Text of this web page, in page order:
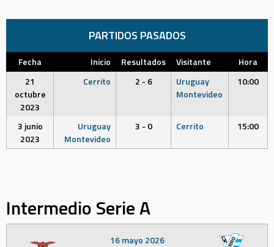
PARTIDOS PASADOS
Fecha Inicio Resultados Visitante
Hora
21
octubre
2023
Cerrito 2 - 6
Uruguay
Montevideo
10:00
3 junio
2023
Uruguay
Montevideo
3 - 0 Cerrito 15:00
Intermedio Serie A
16 mayo 2026